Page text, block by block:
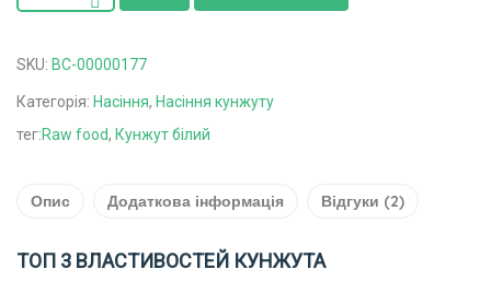
SKU: ВС-00000177
Категорія: Насіння, Насіння кунжуту
тег:Raw food, Кунжут білий
Опис Додаткова інформація Відгуки (2)
ТОП 3 ВЛАСТИВОСТЕЙ КУНЖУТА